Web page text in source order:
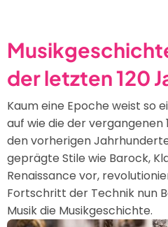
Response,
Blue
Notes
und
mehr
der letzten 120
Kaum eine Epoche weist so
auf wie die der vergangenen
den vorherigen
geprägte Stile wie Barock,
Renaissance vor,
Fortschritt der Technik nun
Musik die Musikgeschichte.